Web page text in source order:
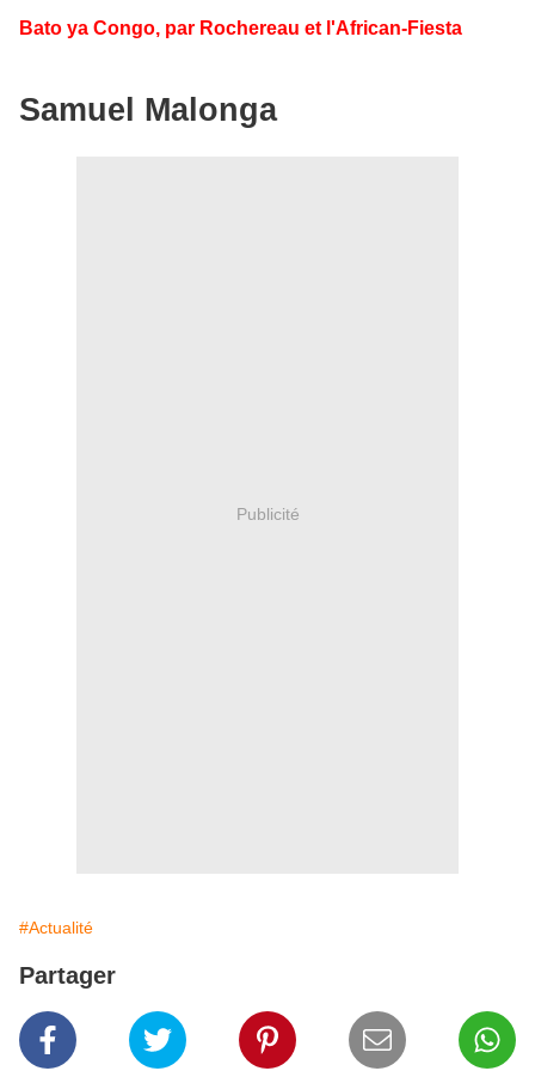
Bato ya Congo, par Rochereau et l'African-Fiesta
Samuel Malonga
Publicité
#Actualité
Partager